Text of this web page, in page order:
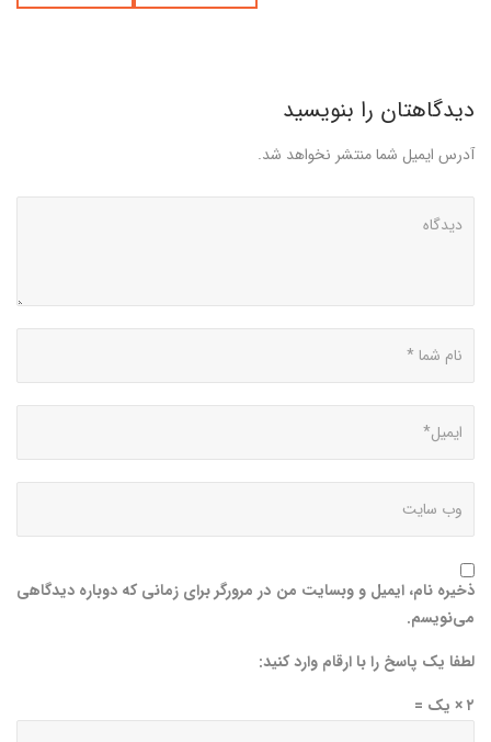
دیدگاهتان را بنویسید
آدرس ایمیل شما منتشر نخواهد شد.
ذخیره نام، ایمیل و وبسایت من در مرورگر برای زمانی که دوباره دیدگاهی
می‌نویسم.
لطفا یک پاسخ را با ارقام وارد کنید:
۲ × یک =